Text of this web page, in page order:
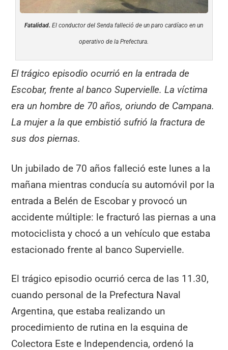
Fatalidad. El conductor del Senda falleció de un paro cardíaco en un
operativo de la Prefectura.
El trágico episodio ocurrió en la entrada de
Escobar, frente al banco Supervielle. La víctima
era un hombre de 70 años, oriundo de Campana.
La mujer a la que embistió sufrió la fractura de
sus dos piernas.
Un jubilado de 70 años falleció este lunes a la
mañana mientras conducía su automóvil por la
entrada a Belén de Escobar y provocó un
accidente múltiple: le fracturó las piernas a una
motociclista y chocó a un vehículo que estaba
estacionado frente al banco Supervielle.
El trágico episodio ocurrió cerca de las 11.30,
cuando personal de la Prefectura Naval
Argentina, que estaba realizando un
procedimiento de rutina en la esquina de
Colectora Este e Independencia, ordenó la